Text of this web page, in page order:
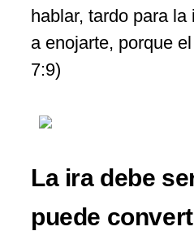
hablar, tardo para
a enojarte, porque
7:9)
La ira debe
puede